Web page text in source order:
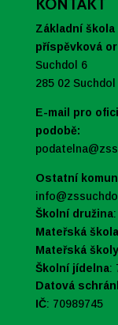
KONTAKT
Základní
příspěvková
Suchdol 6
285 02 Suchdol
E-mail pro
podobě:
Ostatní
Školní družina
Mateřská
Mateřská
Školní jídelna:
Datová
IČ: 70989745